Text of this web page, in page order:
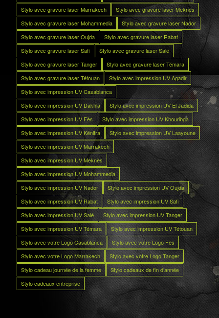
Stylo avec gravure laser Marrakech
Stylo avec gravure laser Meknès
Stylo avec gravure laser Mohammedia
Stylo avec gravure laser Nador
Stylo avec gravure laser Oujda
Stylo avec gravure laser Rabat
Stylo avec gravure laser Safi
Stylo avec gravure laser Salé
Stylo avec gravure laser Tanger
Stylo avec gravure laser Témara
Stylo avec gravure laser Tétouan
Stylo avec impression UV Agadir
Stylo avec impression UV Casablanca
Stylo avec impression UV Dakhla
Stylo avec impression UV El Jadida
Stylo avec impression UV Fès
Stylo avec impression UV Khouribga
Stylo avec impression UV Kénitra
Stylo avec impression UV Laayoune
Stylo avec impression UV Marrakech
Stylo avec impression UV Meknès
Stylo avec impression UV Mohammedia
Stylo avec impression UV Nador
Stylo avec impression UV Oujda
Stylo avec impression UV Rabat
Stylo avec impression UV Safi
Stylo avec impression UV Salé
Stylo avec impression UV Tanger
Stylo avec impression UV Témara
Stylo avec impression UV Tétouan
Stylo avec votre Logo Casablanca
Stylo avec votre Logo Fès
Stylo avec votre Logo Marrakech
Stylo avec votre Logo Tanger
Stylo cadeau journée de la femme
Stylo cadeaux de fin d’année
Stylo cadeaux entreprise